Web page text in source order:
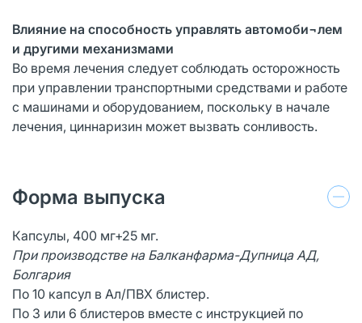
Влияние на способность управлять автомоби¬лем
и другими механизмами
Во время лечения следует соблюдать осторожность
при управлении транспортными средствами и работе
с машинами и оборудованием, поскольку в начале
лечения, циннаризин может вызвать сонливость.
Форма выпуска
Капсулы, 400 мг+25 мг.
При производстве на Балканфарма-Дупница АД,
Болгария
По 10 капсул в Ал/ПВХ блистер.
По 3 или 6 блистеров вместе с инструкцией по